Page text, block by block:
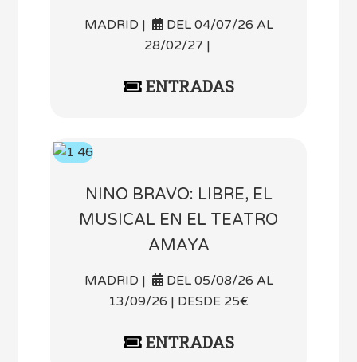
MADRID |
DEL 04/07/26 AL
28/02/27 |
ENTRADAS
NINO BRAVO: LIBRE, EL
MUSICAL EN EL TEATRO
AMAYA
MADRID |
DEL 05/08/26 AL
13/09/26 | DESDE 25€
ENTRADAS